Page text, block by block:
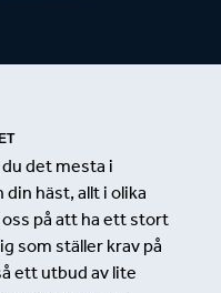
det mesta i
häst, allt i olika
på att ha ett stort
som ställer krav på
ett utbud av lite